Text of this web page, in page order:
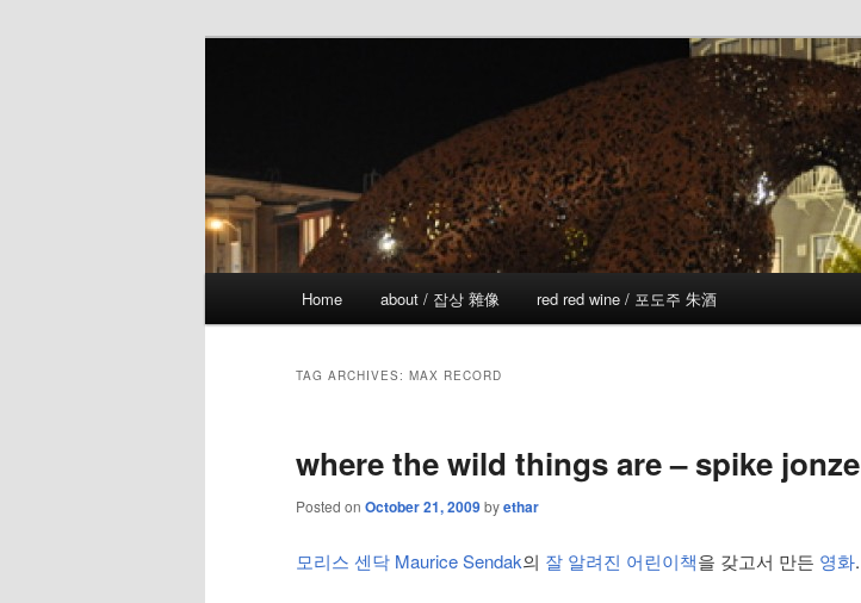
Home about / 잡상 雜像 red red wine / 포도주 朱酒
TAG ARCHIVES: MAX RECORD
where the wild things are – spike jonze
Posted on October 21, 2009byethar
모리스 센닥 Maurice Sendak의 잘 알려진 어린이책을 갖고서 만든 영화.